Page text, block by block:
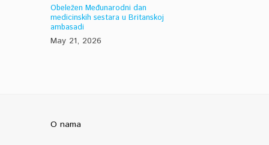
Obeležen Međunarodni dan
medicinskih sestara u Britanskoj
ambasadi
May 21, 2026
O nama